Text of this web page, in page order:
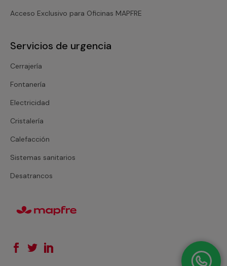
Acceso Exclusivo para Oficinas MAPFRE
Servicios de urgencia
Cerrajería
Fontanería
Electricidad
Cristalería
Calefacción
Sistemas sanitarios
Desatrancos